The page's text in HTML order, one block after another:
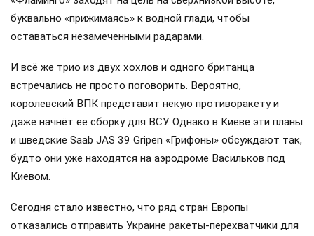
буквально «прижимаясь» к водной глади, чтобы
оставаться незамеченными радарами.
И всё же трио из двух хохлов и одного британца
встречались не просто поговорить. Вероятно,
королевский ВПК представит некую противоракету и
даже начнёт ее сборку для ВСУ. Однако в Киеве эти планы
и шведские Saab JAS 39 Gripen «Грифоны» обсуждают так,
будто они уже находятся на аэродроме Васильков под
Киевом.
Сегодня стало известно, что ряд стран Европы
отказались отправить Украине ракеты-перехватчики для